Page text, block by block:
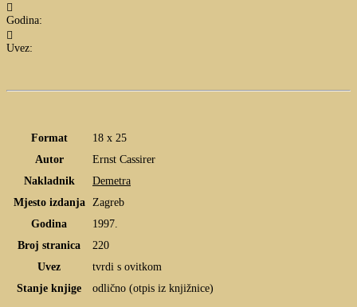

Godina:

Uvez:
Format
18 x 25
Autor
Ernst Cassirer
Nakladnik
Demetra
Mjesto izdanja
Zagreb
Godina
1997.
Broj stranica
220
Uvez
tvrdi s ovitkom
Stanje knjige
odlično (otpis iz knjižnice)